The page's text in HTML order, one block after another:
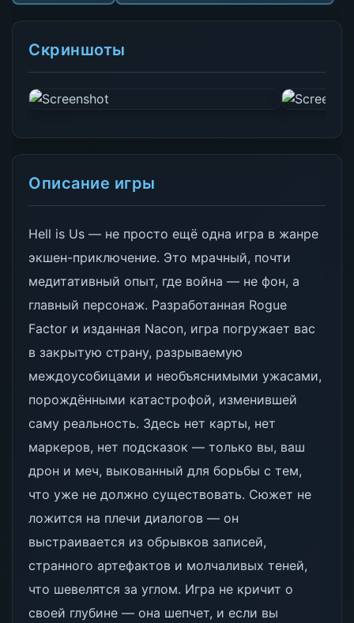
Скриншоты
Описание игры
Hell is Us — не просто ещё одна игра в жанре
экшен-приключение. Это мрачный, почти
медитативный опыт, где война — не фон, а
главный персонаж. Разработанная Rogue
Factor и изданная Nacon, игра погружает вас
в закрытую страну, разрываемую
междоусобицами и необъяснимыми ужасами,
порождёнными катастрофой, изменившей
саму реальность. Здесь нет карты, нет
маркеров, нет подсказок — только вы, ваш
дрон и меч, выкованный для борьбы с тем,
что уже не должно существовать. Сюжет не
ложится на плечи диалогов — он
выстраивается из обрывков записей,
странного артефактов и молчаливых теней,
что шевелятся за углом. Игра не кричит о
своей глубине — она шепчет, и если вы